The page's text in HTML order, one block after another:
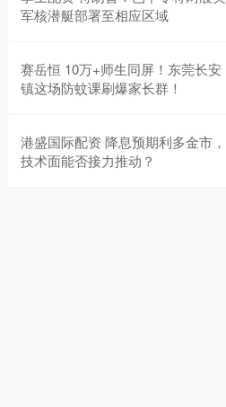
军核潜艇部署至相应区域
赛岳恒 10万+师生同屏！东莞长安
镇这场防蚊课刷爆家长群！
港盛国际配资 降息预期利多金市，
技术面能否接力推动？